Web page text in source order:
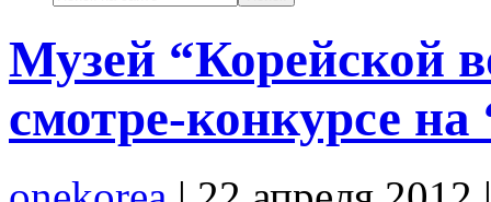
Музей “Корейской
смотре-конкурсе на